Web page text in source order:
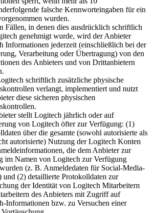
falsche Kennworteingaben für ein
wurden.
Fällen, in denen dies ausdrücklich schriftlich
genehmigt wurde, wird der Anbieter
Informationen jederzeit (einschließlich bei der
Verarbeitung oder Übertragung) von den
des Anbieters und von Drittanbietern
schriftlich zusätzliche physische
verlangt, implementiert und nutzt
diese sicheren physischen
stellt Logitech jährlich oder auf
von Logitech öfter zur Verfügung: (1)
über die gesamte (sowohl autorisierte als
autorisierte) Nutzung der Logitech Konten
die dem Anbieter zur
im Namen von Logitech zur Verfügung
(z. B. Anmeldedaten für Social-Media-
und (2) detaillierte Protokolldaten zur
der Identität von Logitech Mitarbeitern
des Anbieters mit Zugriff auf
Informationen bzw. zu Versuchen einer